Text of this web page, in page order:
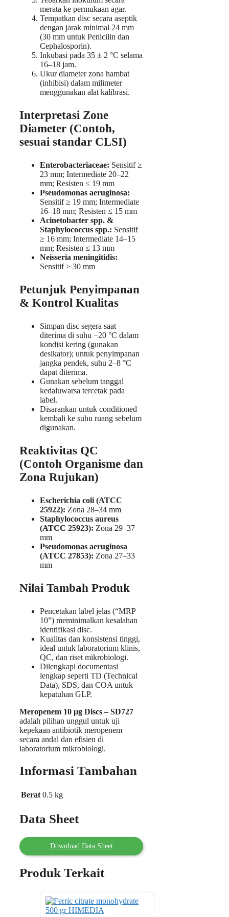
merata ke permukaan agar.
Tempatkan disc secara aseptik
dengan jarak minimal 24 mm
(30 mm untuk Penicilin dan
Cephalosporin).
Inkubasi pada 35 ± 2 °C selama
16–18 jam.
Ukur diameter zona hambat
(inhibisi) dalam milimeter
menggunakan alat kalibrasi.
Interpretasi Zone
Diameter (Contoh,
sesuai standar CLSI)
Enterobacteriaceae: Sensitif ≥
23 mm; Intermediate 20–22
mm; Resisten ≤ 19 mm
Pseudomonas aeruginosa:
Sensitif ≥ 19 mm; Intermediate
16–18 mm; Resisten ≤ 15 mm
Acinetobacter spp. &
Staphylococcus spp.: Sensitif
≥ 16 mm; Intermediate 14–15
mm; Resisten ≤ 13 mm
Neisseria meningitidis:
Sensitif ≥ 30 mm
Petunjuk Penyimpanan
& Kontrol Kualitas
Simpan disc segera saat
diterima di suhu −20 °C dalam
kondisi kering (gunakan
desikator); untuk penyimpanan
jangka pendek, suhu 2–8 °C
dapat diterima.
Gunakan sebelum tanggal
kedaluwarsa tercetak pada
label.
Disarankan untuk conditioned
kembali ke suhu ruang sebelum
digunakan.
Reaktivitas QC
(Contoh Organisme dan
Zona Rujukan)
Escherichia coli (ATCC
25922): Zona 28–34 mm
Staphylococcus aureus
(ATCC 25923): Zona 29–37
mm
Pseudomonas aeruginosa
(ATCC 27853): Zona 27–33
mm
Nilai Tambah Produk
Pencetakan label jelas (“MRP
10”) meminimalkan kesalahan
identifikasi disc.
Kualitas dan konsistensi tinggi,
ideal untuk laboratorium klinis,
QC, dan riset mikrobiologi.
Dilengkapi documentasi
lengkap seperti TD (Technical
Data), SDS, dan COA untuk
kepatuhan GLP.
Meropenem 10 µg Discs – SD727
adalah pilihan unggul untuk uji
kepekaan antibiotik meropenem
secara andal dan efisien di
laboratorium mikrobiologi.
Informasi Tambahan
Berat 0.5 kg
Data Sheet
Download Data Sheet
Produk Terkait